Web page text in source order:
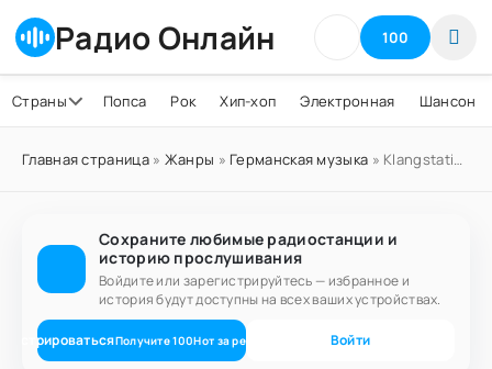
Радио Онлайн 100
Страны Попса Рок Хип-хоп Электронная Шансон
Главная страница» Жанры » Германская музыка » Klangstation-FM
Сохраните любимые радиостанции и
историю прослушивания
Войдите или зарегистрируйтесь — избранное и
история будут доступны на всех ваших устройствах.
Получите100Нот за регистрацию Войти